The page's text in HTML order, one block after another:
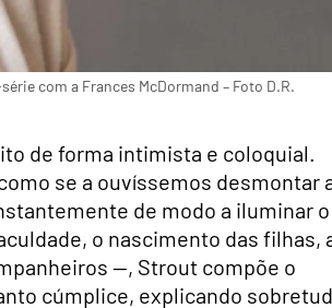
com a Frances McDormand – Foto D.R.
de forma intimista e coloquial.
se a ouvíssemos desmontar
de modo a iluminar o
o nascimento das filhas,
—, Strout compõe o
cúmplice, explicando